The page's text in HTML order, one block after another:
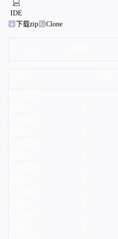
IDE
下载zip
Clone